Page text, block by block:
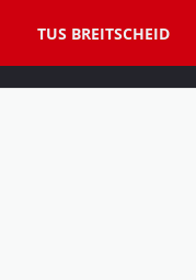
TUS BREITSCHEID